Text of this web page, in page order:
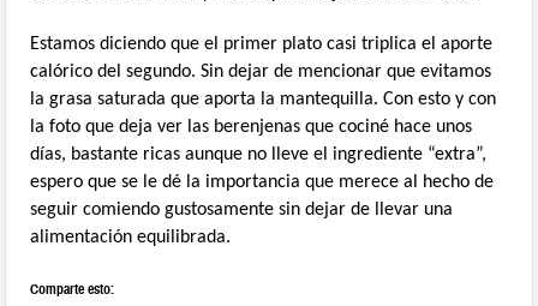
Estamos diciendo que el primer plato casi triplica el aporte
calórico del segundo. Sin dejar de mencionar que evitamos
la grasa saturada que aporta la mantequilla. Con esto y con
la foto que deja ver las berenjenas que cociné hace unos
días, bastante ricas aunque no lleve el ingrediente “extra”,
espero que se le dé la importancia que merece al hecho de
seguir comiendo gustosamente sin dejar de llevar una
alimentación equilibrada.
Comparte esto: